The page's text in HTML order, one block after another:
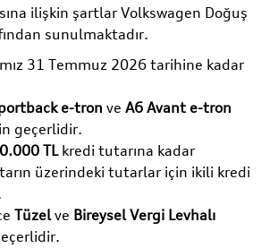
ilişkin şartlar Volkswagen Doğuş
sunulmaktadır.
31 Temmuz 2026 tarihine kadar
e-tron ve A6 Avant e-tron
geçerlidir.
TLkredi tutarına kadar
üzerindeki tutarlar için ikili kredi
Tüzelve Bireysel Vergi Levhalı